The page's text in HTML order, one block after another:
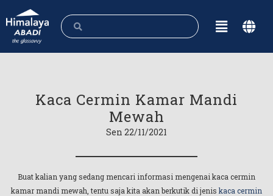
Kaca Cermin Kamar Mandi
Mewah
Sen 22/11/2021
Buat kalian yang sedang mencari informasi mengenai kaca cermin
kamar mandi mewah, tentu saja kita akan berkutik di jenis kaca cermin